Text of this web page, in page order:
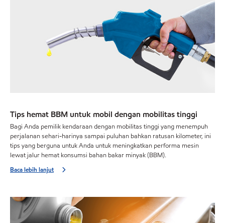
Tips hemat BBM untuk mobil dengan mobilitas tinggi
Bagi Anda pemilik kendaraan dengan mobilitas tinggi yang menempuh
perjalanan sehari-harinya sampai puluhan bahkan ratusan kilometer, ini
tips yang berguna untuk Anda untuk meningkatkan performa mesin
lewat jalur hemat konsumsi bahan bakar minyak (BBM).
Baca lebih lanjut